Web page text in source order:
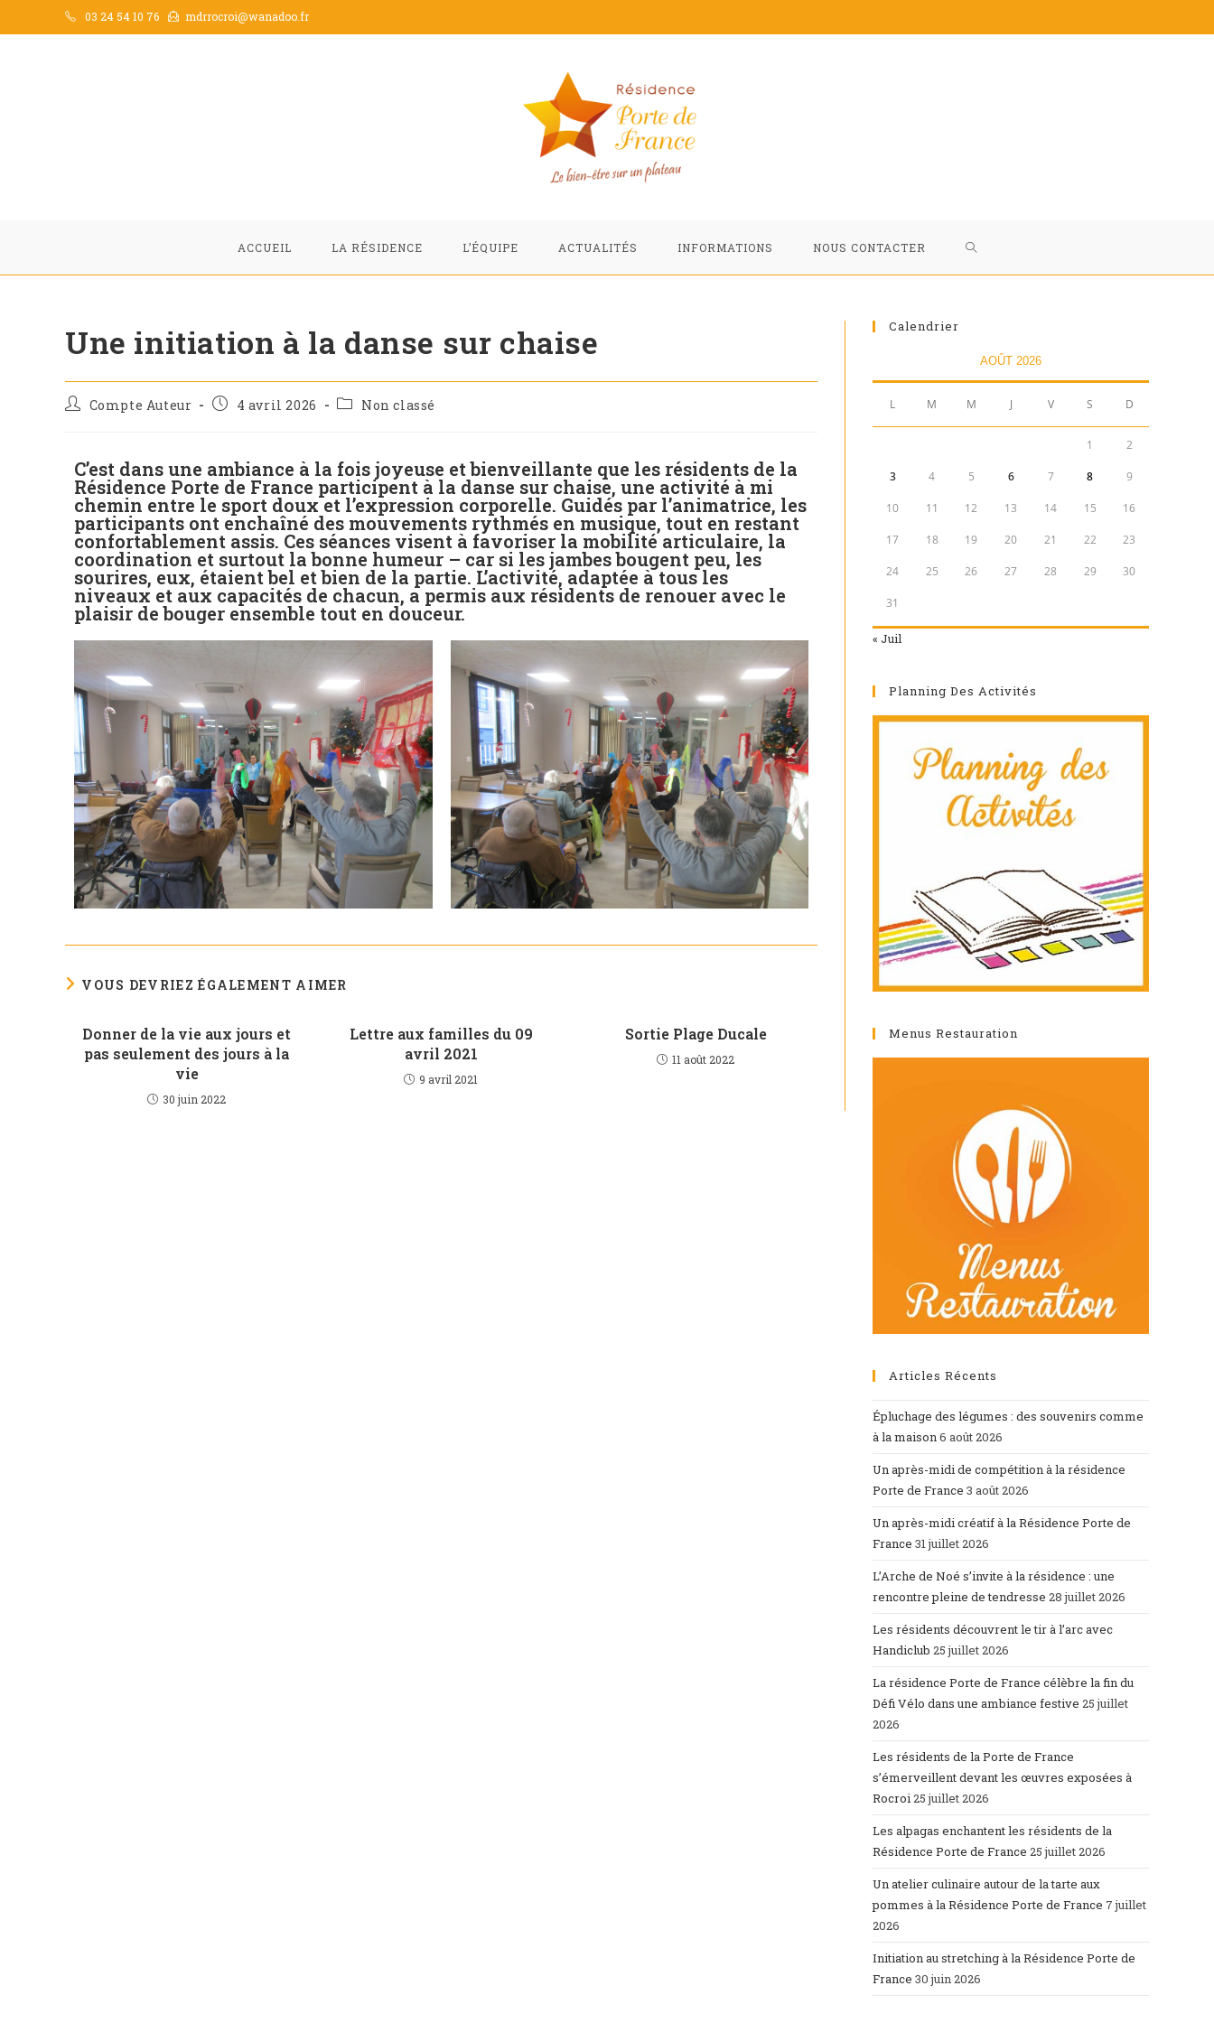
03 24 54 10 76 mdrrocroi@wanadoo.fr
ACCUEIL LA RÉSIDENCE L’ÉQUIPE ACTUALITÉS INFORMATIONS NOUS CONTACTER
Une initiation à la danse sur chaise
Compte Auteur 4 avril 2026 Non classé
C’est dans une ambiance à la fois joyeuse et bienveillante que les résidents de la
Résidence Porte de France participent à la danse sur chaise, une activité à mi
chemin entre le sport doux et l’expression corporelle. Guidés par l’animatrice, les
participants ont enchaîné des mouvements rythmés en musique, tout en restant
confortablement assis. Ces séances visent à favoriser la mobilité articulaire, la
coordination et surtout la bonne humeur – car si les jambes bougent peu, les
sourires, eux, étaient bel et bien de la partie. L’activité, adaptée à tous les
niveaux et aux capacités de chacun, a permis aux résidents de renouer avec le
plaisir de bouger ensemble tout en douceur.
VOUS DEVRIEZ ÉGALEMENT AIMER
Donner de la vie aux jours et
pas seulement des jours à la
vie
30 juin 2022
Lettre aux familles du 09
avril 2021
9 avril 2021
Sortie Plage Ducale
11 août 2022
Calendrier
AOÛT 2026
L M M J V S D
1 2
3 4 5 6 7 8 9
10 11 12 13 14 15 16
17 18 19 20 21 22 23
24 25 26 27 28 29 30
31
« Juil
Planning Des Activités
Menus Restauration
Articles Récents
Épluchage des légumes : des souvenirs comme
à la maison6 août 2026
Un après-midi de compétition à la résidence
Porte de France 3 août 2026
Un après-midi créatif à la Résidence Porte de
France 31 juillet 2026
L’Arche de Noé s’invite à la résidence : une
rencontre pleine de tendresse 28 juillet 2026
Les résidents découvrent le tir à l’arc avec
Handiclub 25 juillet 2026
La résidence Porte de France célèbre la fin du
Défi Vélo dans une ambiance festive 25 juillet
2026
Les résidents de la Porte de France
s’émerveillent devant les œuvres exposées à
Rocroi25 juillet 2026
Les alpagas enchantent les résidents de la
Résidence Porte de France 25 juillet 2026
Un atelier culinaire autour de la tarte aux
pommes à la Résidence Porte de France 7 juillet
2026
Initiation au stretching à la Résidence Porte de
France 30 juin 2026